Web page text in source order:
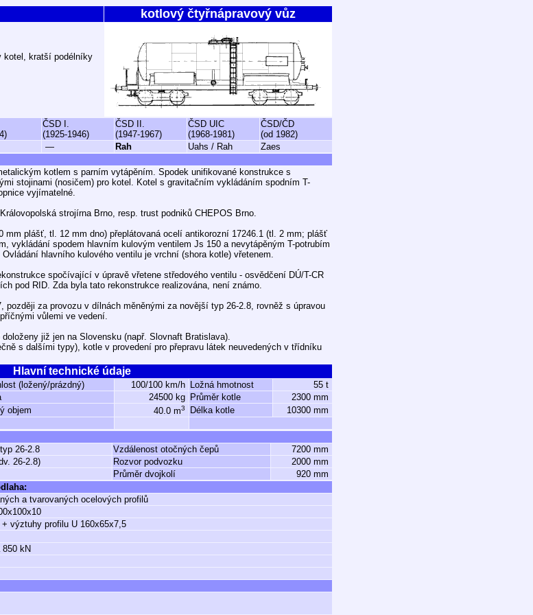
kotlový čtyřnápravový vůz
kotel, kratší podélníky
ČSD I.
(1925-1946)
ČSD II.
(1947-1967)
ČSD UIC
(1968-1981)
ČSD/ČD
(od 1982)
— Rah Uahs / Rah Zaes
kotlem s parním vytápěním. Spodek unifikované konstrukce s
stojinami (nosičem) pro kotel. Kotel s gravitačním vykládáním spodním T-
vyjímatelné.
strojírna Brno, resp. trust podniků CHEPOS Brno.
mm plášť, tl. 12 mm dno) přeplátovaná ocelí antikorozní 17246.1 (tl. 2 mm; plášť
vykládání spodem hlavním kulovým ventilem Js 150 a nevytápěným T-potrubím
hlavního kulového ventilu je vrchní (shora kotle) vřetenem.
spočívající v úpravě vřetene středového ventilu - osvědčení DÚ/T-CR
pod RID. Zda byla tato rekonstrukce realizována, není známo.
později za provozu v dílnách měněnými za novější typ 26-2.8, rovněž s úpravou
vůlemi ve vedení.
již jen na Slovensku (např. Slovnaft Bratislava).
s dalšími typy), kotle v provedení pro přepravu látek neuvedených v třídníku
Hlavní technické údaje
(ložený/prázdný) 100/100 km/h Ložná hmotnost
55 t
24500 kg Průměr kotle
2300 mm
objem 40.0 m3 Délka kotle 10300 mm
26-2.8 Vzdálenost otočných čepů
7200 mm
26-2.8) Rozvor podvozku
2000 mm
Průměr dvojkolí
920 mm
a tvarovaných ocelových profilů
výztuhy profilu U 160x65x7,5
850 kN